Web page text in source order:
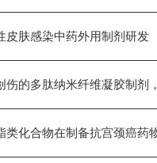
皮肤感染中药外用制剂研发
伤的多肽纳米纤维凝胶制剂
类化合物在制备抗宫颈癌药